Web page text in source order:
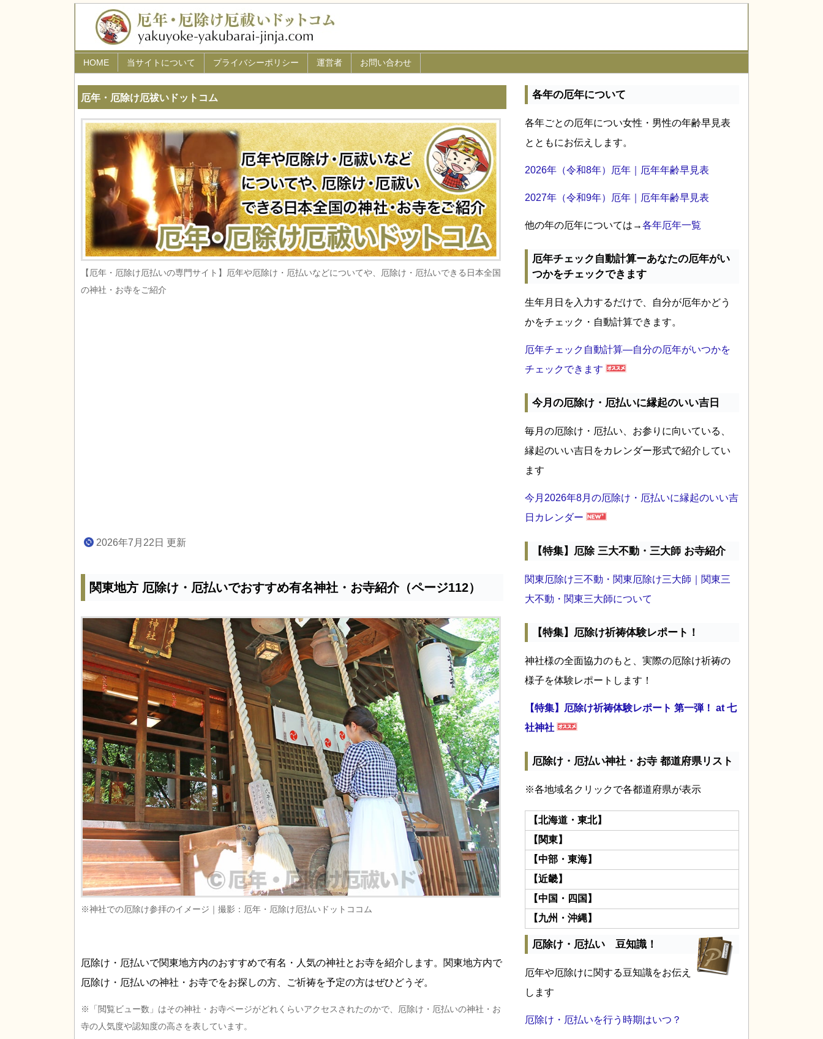
厄年・厄除け厄祓いドットコム
【厄年・厄除け厄払いの専門サイト】厄年や厄除け・厄払いなどについてや、厄除け・厄払いできる日本全国
の神社・お寺をご紹介
2026年7月22日 更新
関東地方 厄除け・厄払いでおすすめ有名神社・お寺紹介（ページ112）
※神社での厄除け参拝のイメージ｜撮影：厄年・厄除け厄払いドットココム
厄除け・厄払いで関東地方内のおすすめで有名・人気の神社とお寺を紹介します。関東地方内で
厄除け・厄払いの神社・お寺でをお探しの方、ご祈祷を予定の方はぜひどうぞ。
※「閲覧ビュー数」はその神社・お寺ページがどれくらいアクセスされたのかで、厄除け・厄払いの神社・お
寺の人気度や認知度の高さを表しています。
各年の厄年について
各年ごとの厄年につい女性・男性の年齢早見表
とともにお伝えします。
2026年（令和8年）厄年｜厄年年齢早見表
2027年（令和9年）厄年｜厄年年齢早見表
他の年の厄年については→各年厄年一覧
厄年チェック自動計算ーあなたの厄年がい
つかをチェックできます
生年月日を入力するだけで、自分が厄年かどう
かをチェック・自動計算できます。
厄年チェック自動計算―自分の厄年がいつかを
チェックできます
今月の厄除け・厄払いに縁起のいい吉日
毎月の厄除け・厄払い、お参りに向いている、
縁起のいい吉日をカレンダー形式で紹介してい
ます
今月2026年8月の厄除け・厄払いに縁起のいい吉
日カレンダー
【特集】厄除 三大不動・三大師 お寺紹介
関東厄除け三不動・関東厄除け三大師｜関東三
大不動・関東三大師について
【特集】厄除け祈祷体験レポート！
神社様の全面協力のもと、実際の厄除け祈祷の
様子を体験レポートします！
【特集】厄除け祈祷体験レポート 第一弾！ at 七
社神社
厄除け・厄払い神社・お寺 都道府県リスト
※各地域名クリックで各都道府県が表示
【北海道・東北】
【関東】
【中部・東海】
【近畿】
【中国・四国】
【九州・沖縄】
厄除け・厄払い 豆知識！
厄年や厄除けに関する豆知識をお伝え
します
厄除け・厄払いを行う時期はいつ？
HOME 当サイトについて プライバシーポリシー 運営者 お問い合わせ